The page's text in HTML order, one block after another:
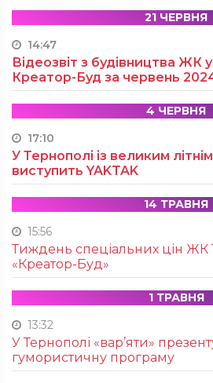
21 ЧЕРВНЯ
14:47
Відеозвіт з будівництва ЖК
Креатор-Буд за червень
4 ЧЕРВНЯ
17:10
У Тернополі із великим
виступить YAKTAK
14 ТРАВНЯ
15:56
Тиждень спеціальних цін ЖК
«Креатор-Буд»
1 ТРАВНЯ
13:32
У Тернополі «вар’яти»
гумористичну програму